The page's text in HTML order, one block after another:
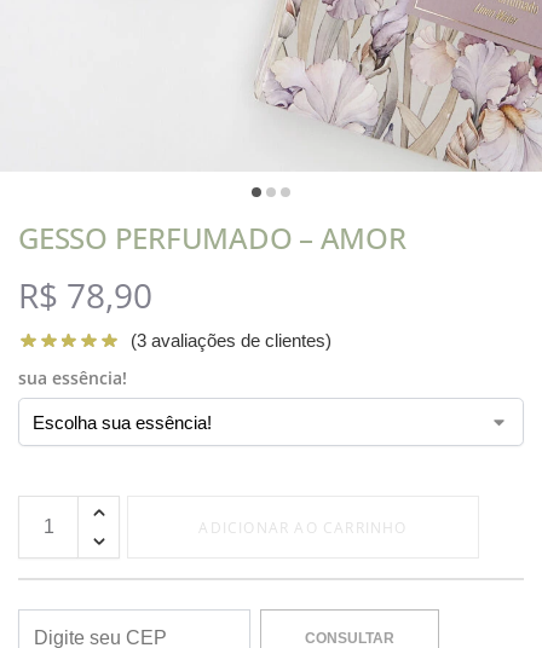
GESSO PERFUMADO – AMOR
R$ 78,90
(3 avaliações de clientes)
sua essência!
ADICIONAR AO CARRINHO
CONSULTAR